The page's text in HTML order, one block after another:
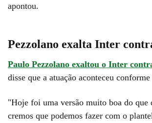
apontou.
Pezzolano exalta Inter
Paulo Pezzolano exaltou o Inter
disse que a atuação aconteceu
"Hoje foi uma versão muito boa do que
cremos que podemos fazer com o